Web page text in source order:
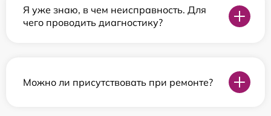
Я уже знаю, в чем неисправность. Для
чего проводить диагностику?
Можно ли присутствовать при ремонте?